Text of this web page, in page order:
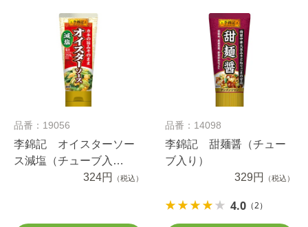
品番：19056
李錦記 オイスターソー
ス減塩（チューブ入
324円 （税込）
品番：14098
李錦記 甜麺醤（チュー
ブ入り）
329円
（税込）
4.0 （2）